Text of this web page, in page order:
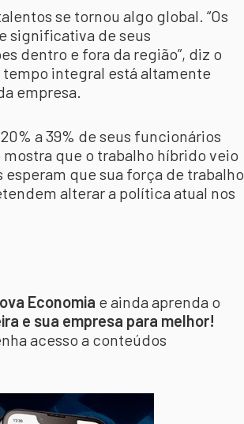
se tornou algo global. “Os
significativa de seus
dentro e fora da região”, diz o
integral está altamente
empresa.
a 39% de seus funcionários
que o trabalho híbrido veio
esperam que sua força de trabalho
alterar a política atual nos
Economia e ainda aprenda o
e sua empresa para melhor!
acesso a conteúdos